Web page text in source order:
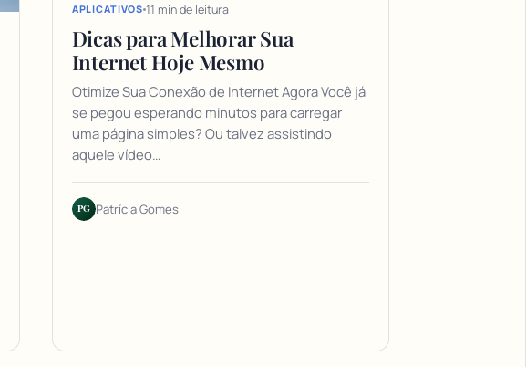
APLICATIVOS 11 min de leitura
Dicas para Melhorar Sua
Internet Hoje Mesmo
Otimize Sua Conexão de Internet Agora Você já
se pegou esperando minutos para carregar
uma página simples? Ou talvez assistindo
aquele vídeo…
PG Patrícia Gomes